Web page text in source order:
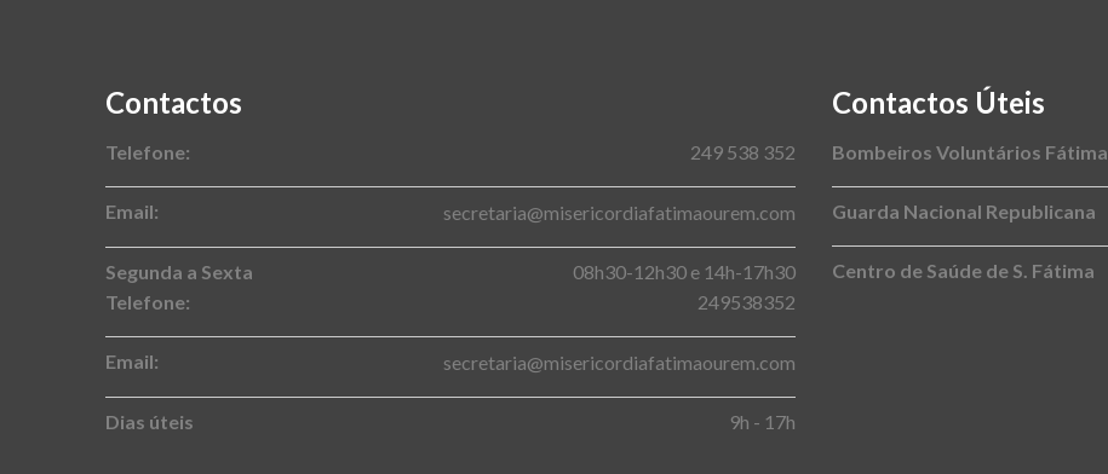
Contactos
Telefone: 249 538 352
Email: secretaria@misericordiafatimaourem.com
Segunda a Sexta
08h30-12h30 e 14h-17h30
Telefone:
249538352
Email: secretaria@misericordiafatimaourem.com
Dias úteis 9h - 17h
Contactos Úteis
Bombeiros Voluntários Fátima
Guarda Nacional Republicana
Centro de Saúde de S. Fátima